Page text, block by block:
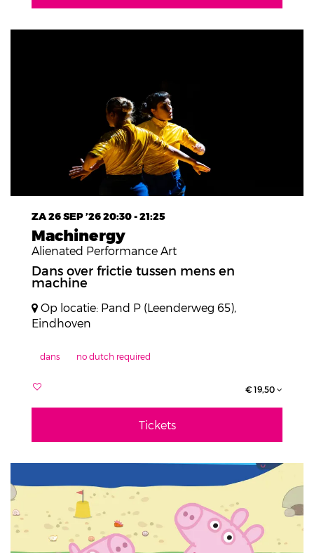
Machinergy
Alienated Performance Art
ZA 26 SEP ’2620:30 - 21:25
Dans over frictie tussen mens en
machine
Op locatie: Pand P (Leenderweg 65),
Eindhoven
dans no dutch required
€ 19,50
Tickets